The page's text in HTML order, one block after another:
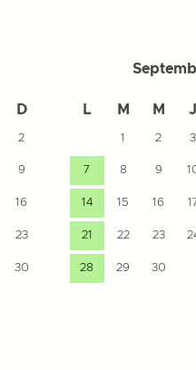
D
2
9
16
23
30
L M M J
1 2 3
7 8 9
14 15 16
21 22 23
28 29 30